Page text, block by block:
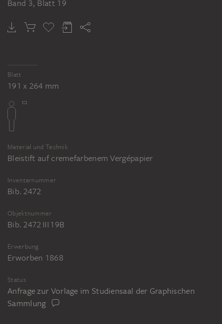
Band 3, Blatt 19
Blatt
191 x 264 mm
Material und Technik
Bleistift auf cremefarbenem Vergépapier
Inventarnummer
Bib. 2472
Objektnummer
Bib. 2472 III 19B
Erwerbung
Erworben 1868
Status
Anfrage zur Vorlage im Studiensaal der Graphischen
Sammlung